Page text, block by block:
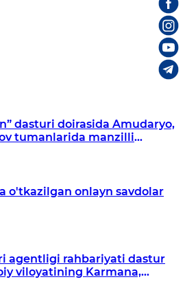
dasturi doirasida Amudaryo,
tumanlarida manzilli
o'tkazilgan onlayn savdolar
agentligi rahbariyati dastur
viloyatining Karmana,